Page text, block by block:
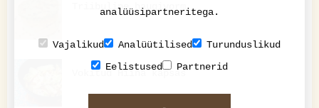
Triibuline haugivorm
Vokitud Hiina kapsas
analüüsipartneritega.
Vajalikud Analüütilised
Turunduslikud
Eelistused
Partnerid